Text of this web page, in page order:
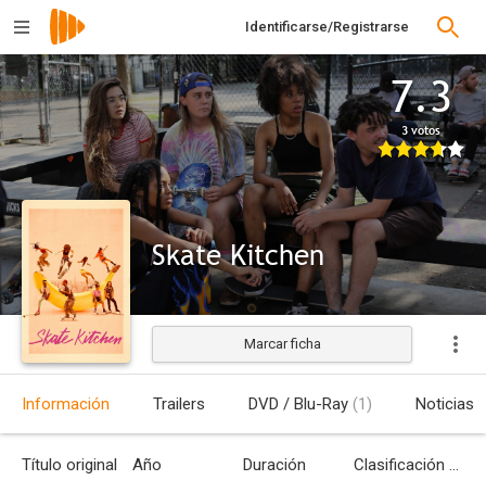
Identificarse/Registrarse
7.3
3 votos
Skate Kitchen
Estrenada
Marcar ficha
Información Trailers DVD / Blu-Ray (1) Noticias
Título original Año Duración Clasificación por edades